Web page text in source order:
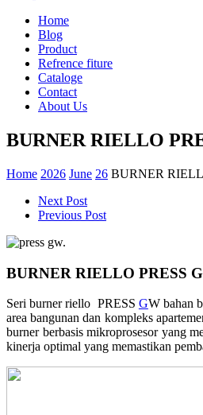
Home
Blog
Product
Refrence fiture
Cataloge
Contact
About Us
BURNER RIELLO
Home 2026 June 26 BURNER
Next Post
Previous Post
BURNER RIELLO PRESS
Seri burner riello PRESS GW bahan
area bangunan dan kompleks
burner berbasis mikroprosesor yang
kinerja optimal yang memastikan